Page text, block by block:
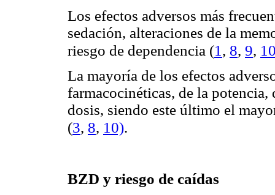
Los efectos adversos más
sedación, alteraciones de la
riesgo de dependencia (1 , 8, 9,
La mayoría de los efectos
farmacocinéticas, de la
dosis, siendo este último el
(3, 8, 10).
BZD y riesgo de caídas